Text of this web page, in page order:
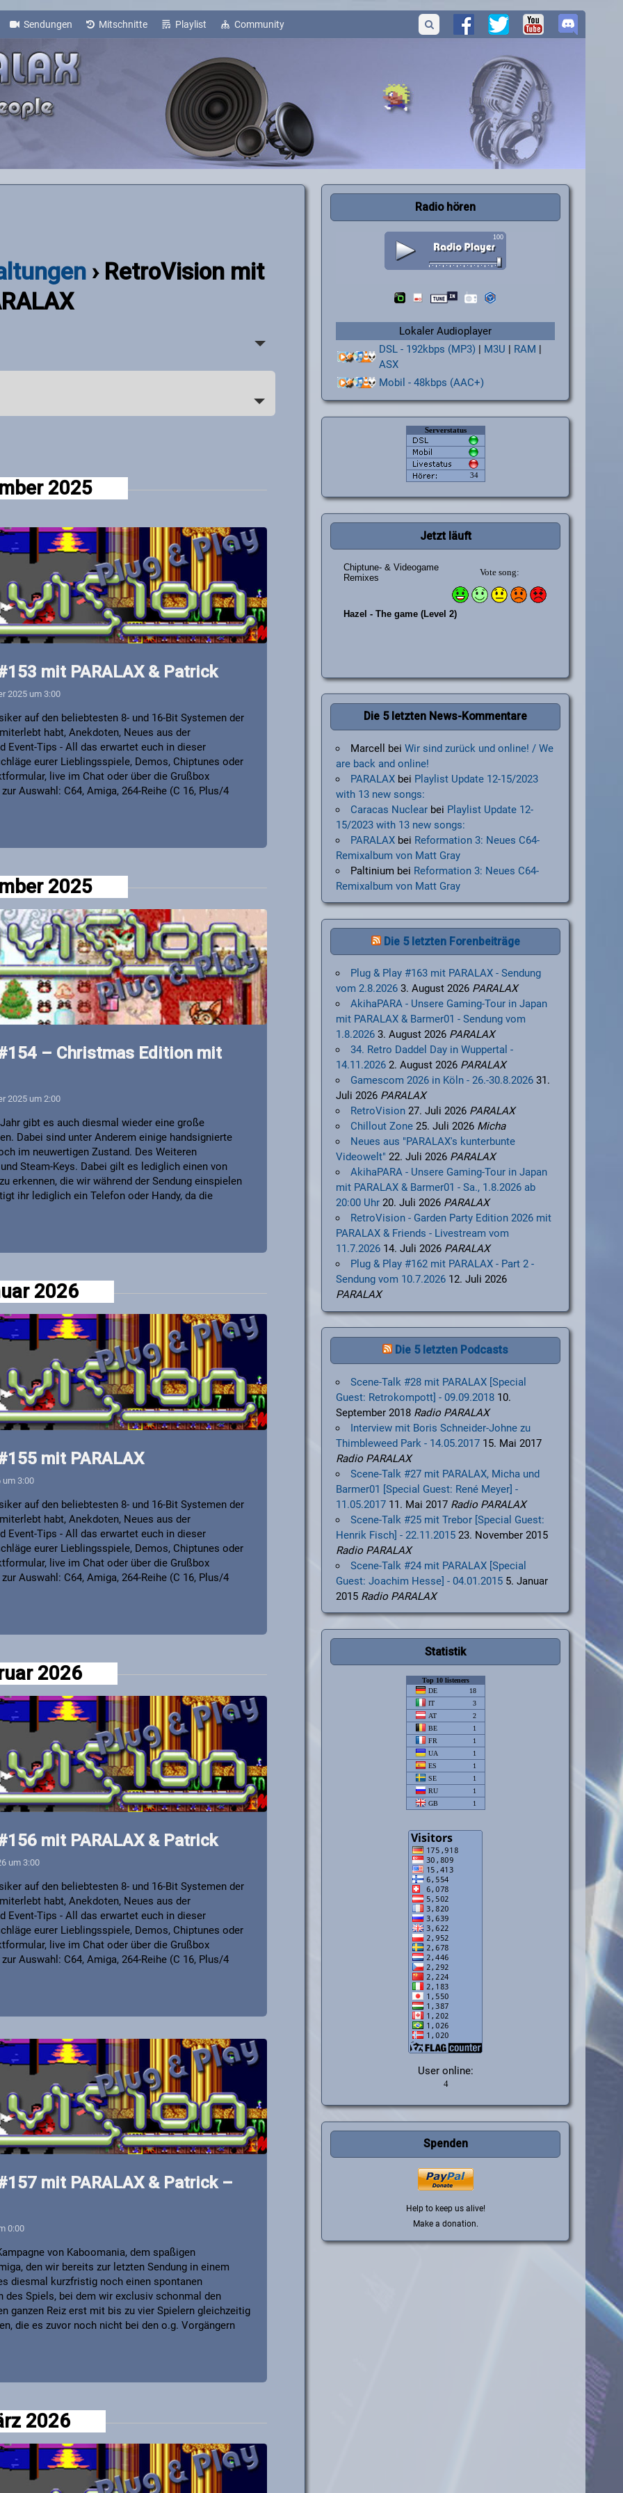
Sendungen Mitschnitte Playlist Community
› RetroVision mit
2025
mit PARALAX & Patrick
2025 um 3:00
auf den beliebtesten 8- und 16-Bit Systemen der
habt, Anekdoten, Neues aus der
Event-Tips - All das erwartet euch in dieser
eurer Lieblingsspiele, Demos, Chiptunes oder
live im Chat oder über die Grußbox
Auswahl: C64, Amiga, 264-Reihe (C 16, Plus/4
2025
– Christmas Edition mit
2025 um 2:00
gibt es auch diesmal wieder eine große
Dabei sind unter Anderem einige handsignierte
im neuwertigen Zustand. Des Weiteren
Steam-Keys. Dabei gilt es lediglich einen von
erkennen, die wir während der Sendung einspielen
ihr lediglich ein Telefon oder Handy, da die
2026
mit PARALAX
um 3:00
auf den beliebtesten 8- und 16-Bit Systemen der
habt, Anekdoten, Neues aus der
Event-Tips - All das erwartet euch in dieser
eurer Lieblingsspiele, Demos, Chiptunes oder
live im Chat oder über die Grußbox
Auswahl: C64, Amiga, 264-Reihe (C 16, Plus/4
2026
mit PARALAX & Patrick
um 3:00
auf den beliebtesten 8- und 16-Bit Systemen der
habt, Anekdoten, Neues aus der
Event-Tips - All das erwartet euch in dieser
eurer Lieblingsspiele, Demos, Chiptunes oder
live im Chat oder über die Grußbox
Auswahl: C64, Amiga, 264-Reihe (C 16, Plus/4
mit PARALAX & Patrick –
0:00
von Kaboomania​, dem spaßigen
den wir bereits zur letzten Sendung in einem
diesmal kurzfristig noch einen spontanen
des Spiels, bei dem wir exclusiv schonmal den
ganzen Reiz erst mit bis zu vier Spielern gleichzeitig
die es zuvor noch nicht bei den o.g. Vorgängern
2026
Radio hören
Lokaler Audioplayer
DSL - 192kbps (MP3) | M3U | RAM |
ASX
Mobil - 48kbps (AAC+)
Jetzt läuft
Die 5 letzten News-Kommentare
Marcell beiWir sind zurück und online! / We
are back and online!
PARALAX bei Playlist Update 12-15/2023
with 13 new songs:
Caracas Nuclear bei Playlist Update 12-
15/2023 with 13 new songs:
PARALAX bei Reformation 3: Neues C64-
Remixalbum von Matt Gray
Paltinium bei Reformation 3: Neues C64-
Remixalbum von Matt Gray
Die 5 letzten Forenbeiträge
Plug & Play #163 mit PARALAX - Sendung
vom 2.8.2026 3. August 2026 PARALAX
AkihaPARA - Unsere Gaming-Tour in Japan
mit PARALAX & Barmer01 - Sendung vom
1.8.2026 3. August 2026 PARALAX
34. Retro Daddel Day in Wuppertal -
14.11.2026 2. August 2026 PARALAX
Gamescom 2026 in Köln - 26.-30.8.2026 31.
Juli 2026 PARALAX
RetroVision 27. Juli 2026 PARALAX
Chillout Zone 25. Juli 2026 Micha
Neues aus "PARALAX's kunterbunte
Videowelt" 22. Juli 2026 PARALAX
AkihaPARA - Unsere Gaming-Tour in Japan
mit PARALAX & Barmer01 - Sa., 1.8.2026 ab
20:00 Uhr 20. Juli 2026 PARALAX
RetroVision - Garden Party Edition 2026 mit
PARALAX & Friends - Livestream vom
11.7.2026 14. Juli 2026 PARALAX
Plug & Play #162 mit PARALAX - Part 2 -
Sendung vom 10.7.2026 12. Juli 2026
PARALAX
Die 5 letzten Podcasts
Scene-Talk #28 mit PARALAX [Special
Guest: Retrokompott] - 09.09.2018 10.
September 2018 Radio PARALAX
Interview mit Boris Schneider-Johne zu
Thimbleweed Park - 14.05.2017 15. Mai 2017
Radio PARALAX
Scene-Talk #27 mit PARALAX, Micha und
Barmer01 [Special Guest: René Meyer] -
11.05.2017 11. Mai 2017 Radio PARALAX
Scene-Talk #25 mit Trebor [Special Guest:
Henrik Fisch] - 22.11.2015 23. November 2015
Radio PARALAX
Scene-Talk #24 mit PARALAX [Special
Guest: Joachim Hesse] - 04.01.2015 5. Januar
2015 Radio PARALAX
Statistik
User online:
Spenden
Help to keep us alive!
Make a donation.